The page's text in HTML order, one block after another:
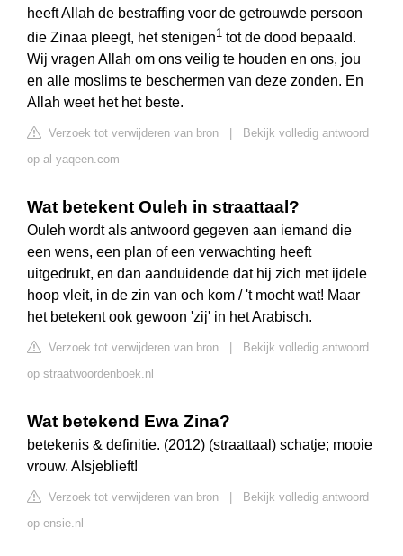
heeft Allah de bestraffing voor de getrouwde persoon
die Zinaa pleegt, het stenigen1 tot de dood bepaald.
Wij vragen Allah om ons veilig te houden en ons, jou
en alle moslims te beschermen van deze zonden. En
Allah weet het het beste.
Verzoek tot verwijderen van bron
Bekijk volledig antwoord
op al-yaqeen.com
Wat betekent Ouleh in straattaal?
Ouleh wordt als antwoord gegeven aan iemand die
een wens, een plan of een verwachting heeft
uitgedrukt, en dan aanduidende dat hij zich met ijdele
hoop vleit, in de zin van och kom / 't mocht wat! Maar
het betekent ook gewoon 'zij' in het Arabisch.
Verzoek tot verwijderen van bron
Bekijk volledig antwoord
op straatwoordenboek.nl
Wat betekend Ewa Zina?
betekenis & definitie. (2012) (straattaal) schatje; mooie
vrouw. Alsjeblieft!
Verzoek tot verwijderen van bron
Bekijk volledig antwoord
op ensie.nl